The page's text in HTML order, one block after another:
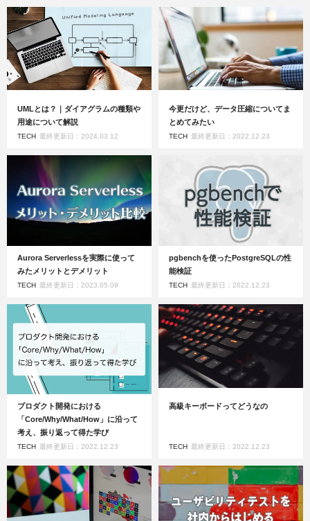
UMLとは？｜ダイアグラムの種類や
用途について解説
TECH 最終更新日：2024.03.12
今更だけど、データ圧縮についてま
とめてみたい
TECH 最終更新日：2022.12.23
Aurora Serverlessを実際に使って
みたメリットとデメリット
TECH 最終更新日：2023.05.09
pgbenchを使ったPostgreSQLの性
能検証
TECH 最終更新日：2022.12.23
プロダクト開発における
「Core/Why/What/How」に沿って
考え、振り返って得た学び
TECH 最終更新日：2022.12.23
高級キーボードってどうなの
TECH 最終更新日：2022.12.23